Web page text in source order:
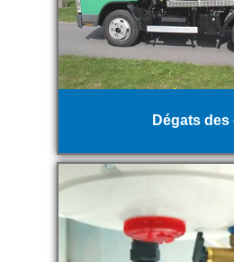
Dégats des